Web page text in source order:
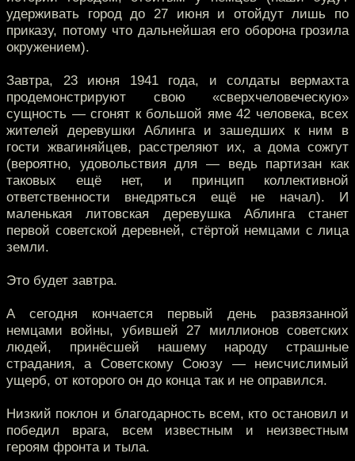
удерживать город до 27 июня и отойдут лишь по
приказу, потому что дальнейшая его оборона грозила
окружением).
Завтра, 23 июня 1941 года, и солдаты вермахта
продемонстрируют свою «сверхчеловеческую»
сущность — сгонят к большой яме 42 человека, всех
жителей деревушки Аблинга и зашедших к ним в
гости жвагиняйцев, расстреляют их, а дома сожгут
(вероятно, удовольствия для — ведь партизан как
таковых ещё нет, и принцип коллективной
ответственности внедряться ещё не начал). И
маленькая литовская деревушка Аблинга станет
первой советской деревней, стёртой немцами с лица
земли.
Это будет завтра.
А сегодня кончается первый день развязанной
немцами войны, убившей 27 миллионов советских
людей, принёсшей нашему народу страшные
страдания, а Советскому Союзу — неисчислимый
ущерб, от которого он до конца так и не оправился.
Низкий поклон и благодарность всем, кто остановил и
победил врага, всем известным и неизвестным
героям фронта и тыла.